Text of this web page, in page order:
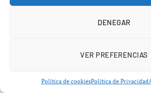
DENEGAR
VER PREFERENCIAS
Política de cookiesPolítica de Privacidad